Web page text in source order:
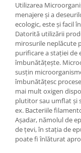
Utilizarea
menajere şi a
ecologic, este şi facil
Datorită utilizării
mirosurile neplăcute
purificare a stației de
îmbunătățește.
susțin
îmbunătățesc
mai mult oxigen
plutitor sau umflat și
ex. Bacteriile
Așadar, nămolul de
de țevi, în stația de
poate fi înlăturat